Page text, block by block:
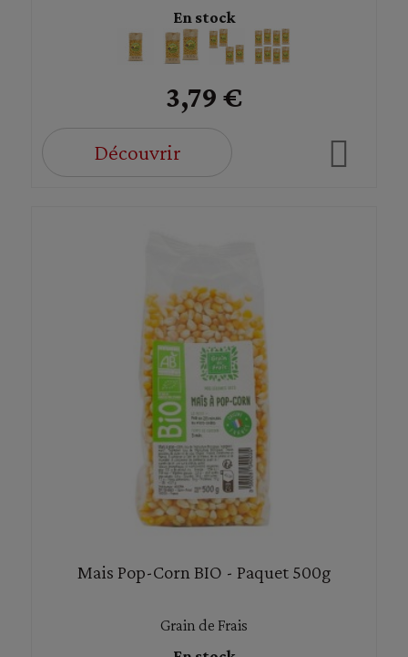
En stock
3,79 €
Découvrir
Mais Pop-Corn BIO - Paquet 500g
Grain de Frais